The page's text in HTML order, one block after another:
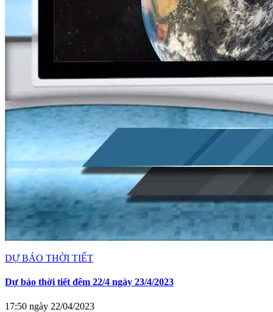
DỰ BÁO THỜI TIẾT
Dự báo thời tiết đêm 22/4 ngày 23/4/2023
17:50 ngày 22/04/2023